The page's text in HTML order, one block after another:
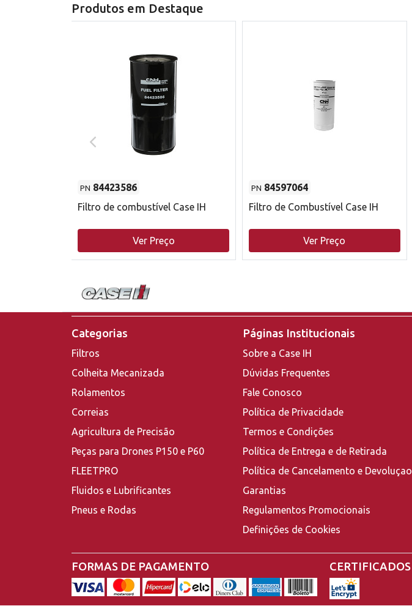
Produtos em Destaque
PN 84423586
Filtro de combustível Case IH
Ver Preço
PN 84597064
Filtro de Combustível Case IH
Ver Preço
Categorias
Filtros
Colheita Mecanizada
Rolamentos
Correias
Agricultura de Precisão
Peças para Drones P150 e P60
FLEETPRO
Fluidos e Lubrificantes
Pneus e Rodas
Páginas Institucionais
Sobre a Case IH
Dúvidas Frequentes
Fale Conosco
Política de Privacidade
Termos e Condições
Política de Entrega e de Retirada
Política de Cancelamento e Devoluçao
Garantias
Regulamentos Promocionais
Definições de Cookies
FORMAS DE PAGAMENTO CERTIFICADOS